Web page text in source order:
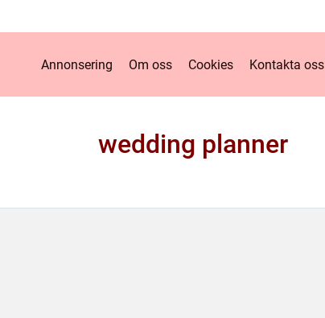
Annonsering Om oss Cookies Kontakta oss
wedding planner